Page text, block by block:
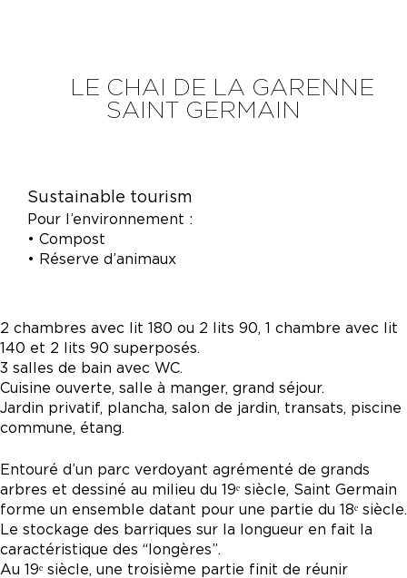
LE CHAI DE LA GARENNE
SAINT GERMAIN
Sustainable tourism
Pour l’environnement :
• Compost
• Réserve d’animaux
2 chambres avec lit 180 ou 2 lits 90, 1 chambre avec lit
140 et 2 lits 90 superposés.
3 salles de bain avec WC.
Cuisine ouverte, salle à manger, grand séjour.
Jardin privatif, plancha, salon de jardin, transats, piscine
commune, étang.
Entouré d’un parc verdoyant agrémenté de grands
arbres et dessiné au milieu du 19ᵉ siècle, Saint Germain
forme un ensemble datant pour une partie du 18ᵉ siècle.
Le stockage des barriques sur la longueur en fait la
caractéristique des “longères”.
Au 19ᵉ siècle, une troisième partie finit de réunir